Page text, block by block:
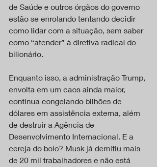
de Saúde e outros órgãos do governo
estão se enrolando tentando decidir
como lidar com a situação, sem saber
como “atender” à diretiva radical do
bilionário.
Enquanto isso, a administração Trump,
envolta em um caos ainda maior,
continua congelando bilhões de
dólares em assistência externa, além
de destruir a Agência de
Desenvolvimento Internacional. E a
cereja do bolo? Musk já demitiu mais
de 20 mil trabalhadores e não está